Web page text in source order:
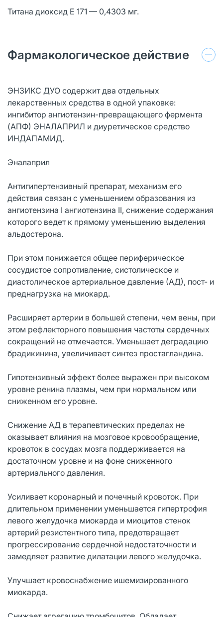
Титaнa диоксид E 171 — 0,4303 мг.
Фармакологическое действие
ЭНЗИКС ДУО содержит два отдельных
лекарственных средства в одной упаковке:
ингибитор ангиотензин-превращающего фермента
(AПФ) ЭНАЛАПРИЛ и диуретическое средство
ИНДАПАМИД.
Эналаприл
Антигипертензивный препарат, механизм его
действия связан с уменьшением образования из
ангиотензина I ангиотензина II, снижение содержания
которого ведет к прямому уменьшению выделения
альдостерона.
При этом понижается общее периферическое
сосудистое сопротивление, систолическое и
диастолическое артериальное давление (АД), пост- и
преднагрузка на миокард.
Расширяет артерии в большей степени, чем вены, при
этом рефлекторного повышения частоты сердечных
сокращений не отмечается. Уменьшает деградацию
брадикинина, увеличивает синтез простагландина.
Гипотензивный эффект более выражен при высоком
уровне ренина плазмы, чем при нормальном или
сниженном его уровне.
Снижение АД в терапевтических пределах не
оказывает влияния на мозговое кровообращение,
кровоток в сосудах мозга поддерживается на
достаточном уровне и на фоне сниженного
артериального давления.
Усиливает коронарный и почечный кровоток. При
длительном применении уменьшается гипертрофия
левого желудочка миокарда и миоцитов стенок
артерий резистентного типа, предотвращает
прогрессирование сердечной недостаточности и
замедляет развитие дилатации левого желудочка.
Улучшает кровоснабжение ишемизированного
миокарда.